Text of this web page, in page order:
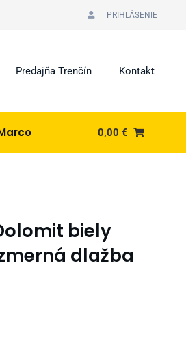
PRIHLÁSENIE
Predajňa Trenčín Kontakt
0,00€
biely
dlažba